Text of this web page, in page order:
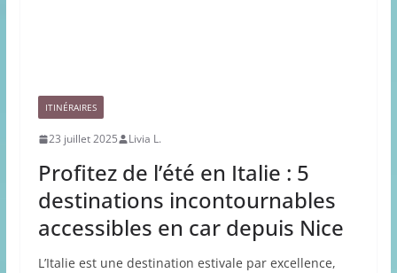
ITINÉRAIRES
23 juillet 2025 Livia L.
Profitez de l’été en Italie : 5
destinations incontournables
accessibles en car depuis Nice
L’Italie est une destination estivale par excellence,